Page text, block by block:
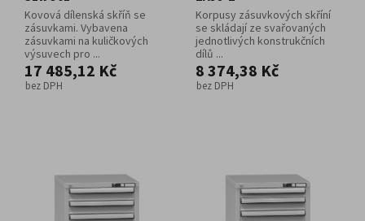
Kovová dílenská skříň se
zásuvkami. Vybavena
zásuvkami na kuličkových
výsuvech pro ...
17 485,12 Kč
bez DPH
Korpusy zásuvkových skříní
se skládají ze svařovaných
jednotlivých konstrukčních
dílů ...
8 374,38 Kč
bez DPH